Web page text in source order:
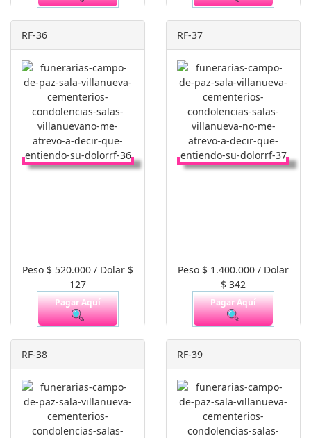
RF-36
Peso $ 520.000 / Dolar $
127
Pagar Aquí
RF-37
Peso $ 1.400.000 / Dolar
$ 342
Pagar Aquí
RF-38 RF-39